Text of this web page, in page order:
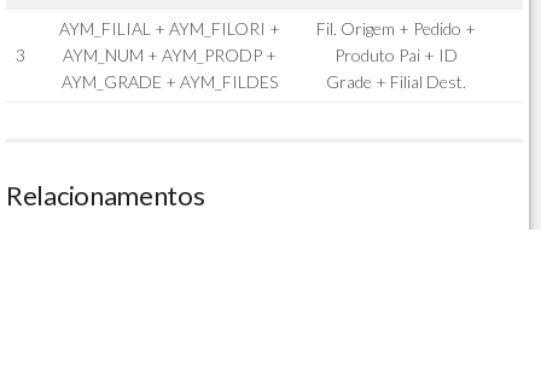
3
AYM_FILIAL + AYM_FILORI +
AYM_NUM + AYM_PRODP +
AYM_GRADE + AYM_FILDES
Fil. Origem + Pedido +
Produto Pai + ID
Grade + Filial Dest.
Relacionamentos